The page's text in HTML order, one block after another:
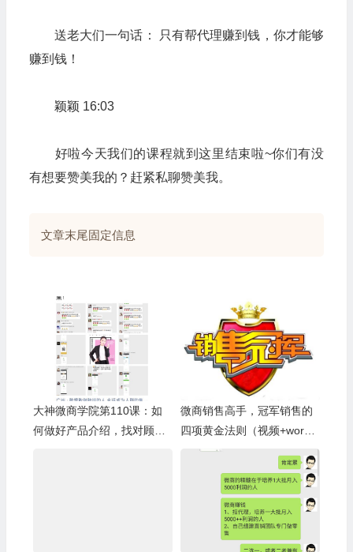
送老大们一句话： 只有帮代理赚到钱，你才能够
赚到钱！
颖颖 16:03
好啦今天我们的课程就到这里结束啦~你们有没
有想要赞美我的？赶紧私聊赞美我。
文章末尾固定信息
大神微商学院第110课：如
何做好产品介绍，找对顾客
微商销售高手，冠军销售的
四项黄金法则（视频+wor